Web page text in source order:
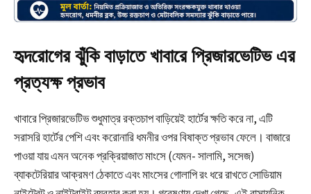
হৃদরোগের ঝুঁকি বাড়াতে খাবারে প্রিজারভেটিভ এর
প্রত্যক্ষ প্রভাব
খাবারে প্রিজারভেটিভ শুধুমাত্র রক্তচাপ বাড়িয়েই হার্টের ক্ষতি করে না, এটি
সরাসরি হার্টের পেশি এবং করোনারি ধমনীর ওপর বিষাক্ত প্রভাব ফেলে। বাজারে
পাওয়া যায় এমন অনেক প্রক্রিয়াজাত মাংসে (যেমন- সালামি, সসেজ)
ব্যাকটেরিয়ার আক্রমণ ঠেকাতে এবং মাংসের গোলাপি রং ধরে রাখতে সোডিয়াম